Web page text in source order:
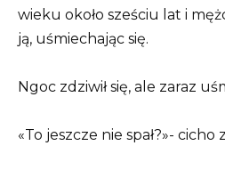
wieku około sześciu lat i
ją, uśmiechając się.
Ngoc zdziwił się, ale zaraz
«To jeszcze nie spał?»- cicho